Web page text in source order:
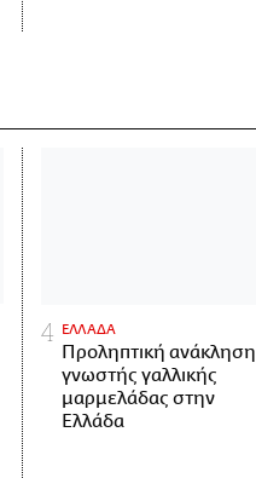
ΕΛΛΑΔΑ
Προληπτική ανάκληση
γνωστής γαλλικής
μαρμελάδας στην
Ελλάδα